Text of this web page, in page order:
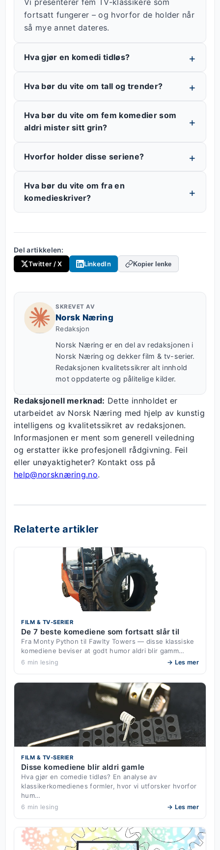
fortsatt fungerer – og hvorfor de holder når
så mye annet dateres.
Hva gjør en komedi tidløs?
Hva bør du vite om tall og trender?
Hva bør du vite om fem komedier som
aldri mister sitt grin?
Hvorfor holder disse seriene?
Hva bør du vite om fra en
komedieskriver?
Del artikkelen:
Twitter / X LinkedIn Kopier lenke
SKREVET AV
Norsk Næring
Redaksjon
Norsk Næring er en del av redaksjonen i
Norsk Næring og dekker film & tv-serier.
Redaksjonen kvalitetssikrer alt innhold
mot oppdaterte og pålitelige kilder.
Redaksjonell merknad: Dette innholdet er
utarbeidet av Norsk Næring med hjelp av kunstig
intelligens og kvalitetssikret av redaksjonen.
Informasjonen er ment som generell veiledning
og erstatter ikke profesjonell rådgivning. Feil
eller unøyaktigheter? Kontakt oss på
help@norsknæring.no.
Relaterte artikler
FILM & TV-SERIER
De 7 beste komediene som fortsatt slår til
Fra Monty Python til Fawlty Towers — disse klassiske
komediene beviser at godt humor aldri blir gamm…
6 min lesing → Les mer
FILM & TV-SERIER
Disse komediene blir aldri gamle
Hva gjør en comedie tidløs? En analyse av
klassikerkomedienes formler, hvor vi utforsker hvorfor
hum…
6 min lesing → Les mer